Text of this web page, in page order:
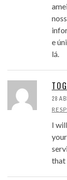
e
lá.
28
I
that